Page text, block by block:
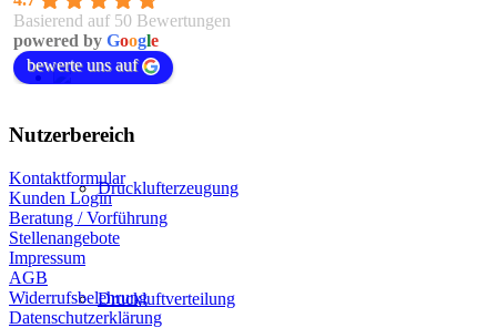
Drucklufterzeugung
Druckluftverteilung
Basierend auf 50 Bewertungen
powered by Google
bewerte uns auf
Nutzerbereich
Kontaktformular
Kunden Login
Beratung / Vorführung
Stellenangebote
Impressum
AGB
Widerrufsbelehrung
Datenschutzerklärung